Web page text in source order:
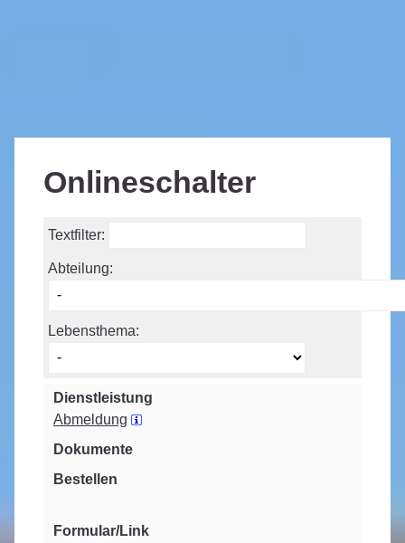
Onlineschalter
Textfilter:
Abteilung:
Lebensthema:
Abmeldung